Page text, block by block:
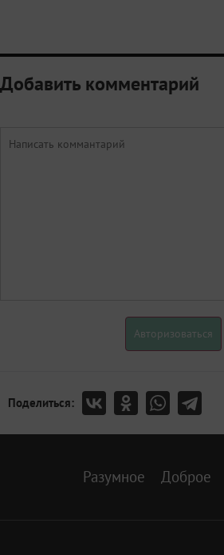
Добавить комментарий
Авторизоваться
Поделиться:
Разумное Доброе